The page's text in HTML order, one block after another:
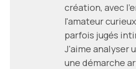
création, avec
l'amateur
parfois jugés
J'aime analyser
une démarche